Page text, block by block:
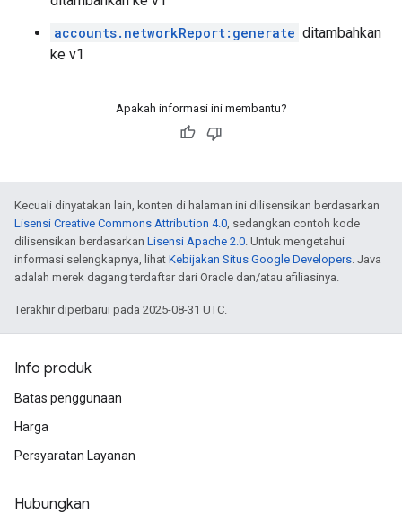
accounts.networkReport:generate ditambahkan
ke v1
Apakah informasi ini membantu?
Kecuali dinyatakan lain, konten di halaman ini dilisensikan berdasarkan
Lisensi Creative Commons Attribution 4.0, sedangkan contoh kode
dilisensikan berdasarkan Lisensi Apache 2.0. Untuk mengetahui
informasi selengkapnya, lihat Kebijakan Situs Google Developers. Java
adalah merek dagang terdaftar dari Oracle dan/atau afiliasinya.
Terakhir diperbarui pada 2025-08-31 UTC.
Info produk
Batas penggunaan
Harga
Persyaratan Layanan
Hubungkan